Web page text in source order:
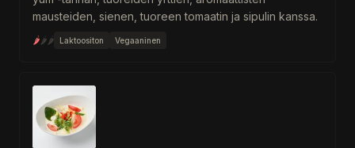
mausteiden, sienen, tuoreen tomaatin ja sipulin kanssa.
🌶🌶🌶 Laktoositon Vegaaninen